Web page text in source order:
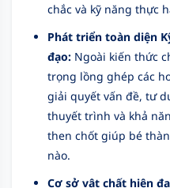
chắc và kỹ năng thực
Phát triển toàn diện
đạo: Ngoài kiến thức
trọng lồng ghép các
giải quyết vấn đề, tư
thuyết trình và khả
then chốt giúp bé
nào.
Cơ sở vật chất hiện